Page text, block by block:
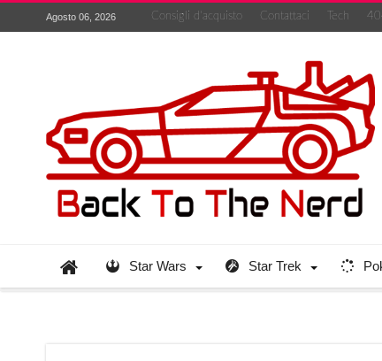
Agosto 06, 2026 Consigli d’acquisto Contattaci Tech
Star Wars Star Trek